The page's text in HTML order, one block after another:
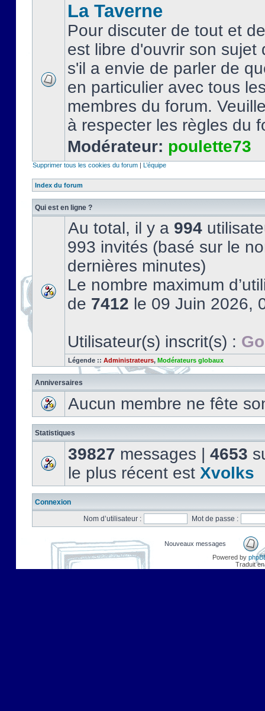
La Taverne
Pour discuter de tout et
est libre d'ouvrir son sujet
s'il a envie de parler de
en particulier avec tous
membres du forum.
à respecter les règles du
Modérateur: poulette73
Supprimer tous les cookies du forum | L’équipe
Index du forum
Qui est en ligne ?
Au total, il y a 994
993 invités (basé sur le
dernières minutes)
Le nombre maximum
de 7412 le 09 Juin 2026,
Utilisateur(s) inscrit(s) :
Légende :: Administrateurs, Modérateurs globaux
Anniversaires
Aucun membre ne fête
Statistiques
39827 messages | 4653
le plus récent est Xvolks
Connexion
Nom d’utilisateur :
Mot de passe :
Nouveaux messages
Powered by
Traduit